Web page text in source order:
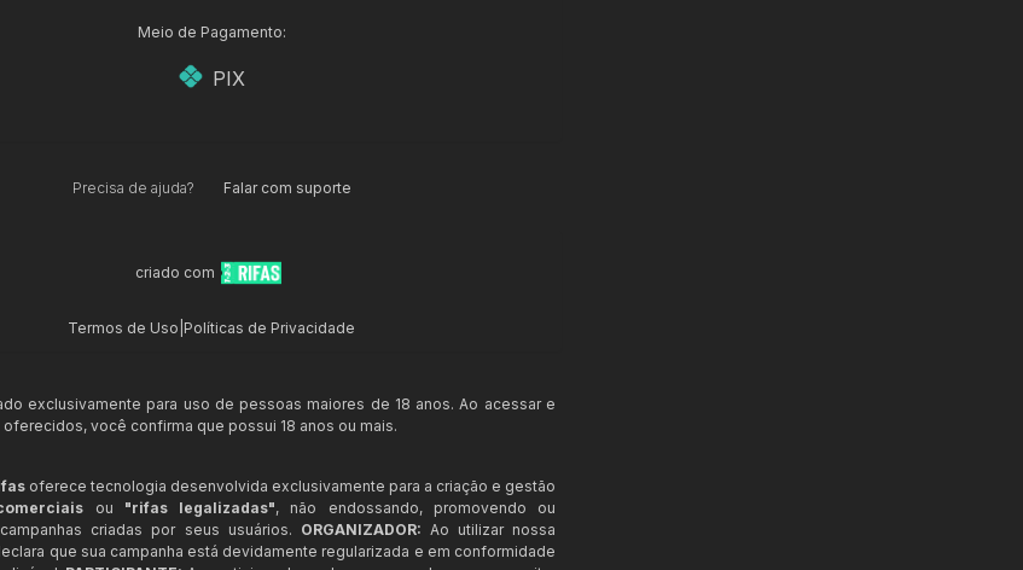
Meio de Pagamento:
PIX
Precisa de ajuda? Falar com suporte
criado com
Termos de Uso Políticas de Privacidade
exclusivamente para uso de pessoas maiores de 18 anos. Ao acessar e
você confirma que possui 18 anos ou mais.
oferece tecnologia desenvolvida exclusivamente para a criação e gestão
ou "rifas legalizadas", não endossando, promovendo ou
criadas por seus usuários. ORGANIZADOR: Ao utilizar nossa
que sua campanha está devidamente regularizada e em conformidade